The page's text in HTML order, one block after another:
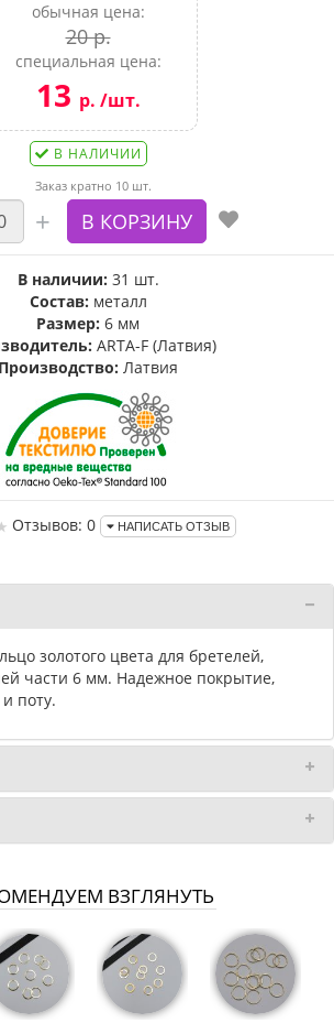
обычная цена:
20 р.
специальная цена:
13 р. /шт.
В НАЛИЧИИ
Заказ кратно 10 шт.
В наличии: 31 шт.
Состав: металл
Размер: 6 мм
ARTA-F (Латвия)
Производство: Латвия
Отзывов: 0 НАПИСАТЬ ОТЗЫВ
золотого цвета для бретелей,
части 6 мм. Надежное покрытие,
поту.
ВЗГЛЯНУТЬ